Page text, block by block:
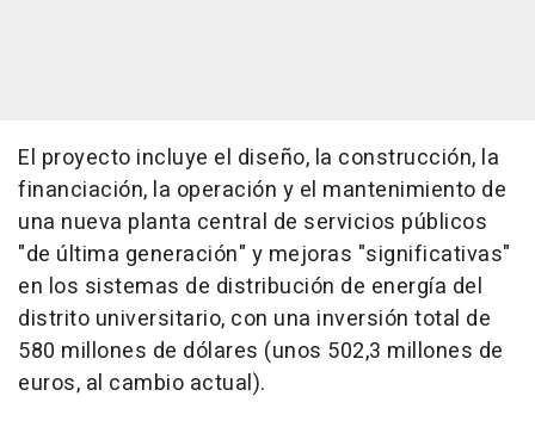
El proyecto incluye el diseño, la construcción, la
financiación, la operación y el mantenimiento de
una nueva planta central de servicios públicos
"de última generación" y mejoras "significativas"
en los sistemas de distribución de energía del
distrito universitario, con una inversión total de
580 millones de dólares (unos 502,3 millones de
euros, al cambio actual).